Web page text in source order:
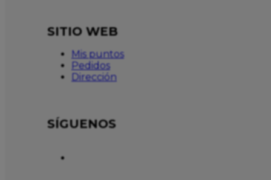
SITIO WEB
Mis puntos
Pedidos
Dirección
SÍGUENOS